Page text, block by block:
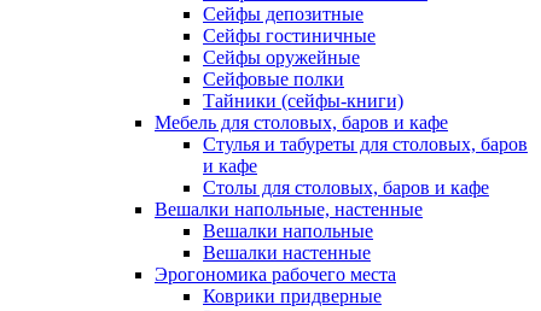
Сейфы депозитные
Сейфы гостиничные
Сейфы оружейные
Сейфовые полки
Тайники (сейфы-книги)
Мебель для столовых, баров и кафе
Стулья и табуреты для столовых, баров
и кафе
Столы для столовых, баров и кафе
Вешалки напольные, настенные
Вешалки напольные
Вешалки настенные
Эрогономика рабочего места
Коврики придверные